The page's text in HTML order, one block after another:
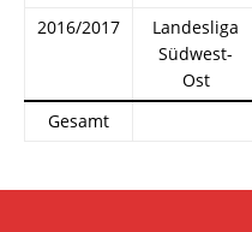
2016/2017
Landesliga
Südwest-
Ost
Gesamt